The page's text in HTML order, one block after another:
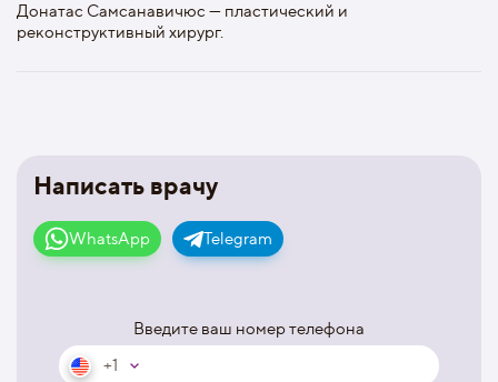
Написать врачу
WhatsApp Telegram
Введите ваш номер телефона
+1
Донатас Самсанавичюс — пластический и
реконструктивный хирург.